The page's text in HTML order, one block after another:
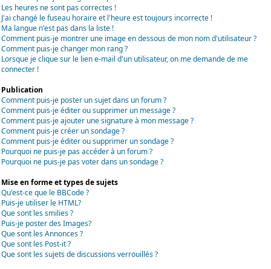
Les heures ne sont pas correctes !
J'ai changé le fuseau horaire et l'heure est toujours incorrecte !
Ma langue n'est pas dans la liste !
Comment puis-je montrer une image en dessous de mon nom d'utilisateur ?
Comment puis-je changer mon rang ?
Lorsque je clique sur le lien e-mail d'un utilisateur, on me demande de me
connecter !
Publication
Comment puis-je poster un sujet dans un forum ?
Comment puis-je éditer ou supprimer un message ?
Comment puis-je ajouter une signature à mon message ?
Comment puis-je créer un sondage ?
Comment puis-je éditer ou supprimer un sondage ?
Pourquoi ne puis-je pas accéder à un forum ?
Pourquoi ne puis-je pas voter dans un sondage ?
Mise en forme et types de sujets
Qu'est-ce que le BBCode ?
Puis-je utiliser le HTML?
Que sont les smilies ?
Puis-je poster des Images?
Que sont les Annonces ?
Que sont les Post-it ?
Que sont les sujets de discussions verrouillés ?